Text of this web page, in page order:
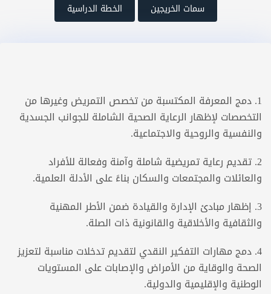
سمات الخريجين الخطة الدراسية
1. دمج المعرفة المكتسبة من تخصص التمريض وغيرها من
التخصصات لإظهار الرعاية الصحية الشاملة للجوانب الجسدية
والنفسية والروحية والاجتماعية.
2. تقديم رعاية تمريضية شاملة وآمنة وفعالة للأفراد
والعائلات والمجتمعات والسكان بناءً على الأدلة العلمية.
3. إظهار مبادئ الإدارة والقيادة ضمن الأطر المهنية
والثقافية والأخلاقية والقانونية ذات الصلة.
4. دمج مهارات التفكير النقدي لتقديم تدخلات مناسبة لتعزيز
الصحة والوقاية من الأمراض والإصابات على المستويات
الوطنية والإقليمية والدولية.